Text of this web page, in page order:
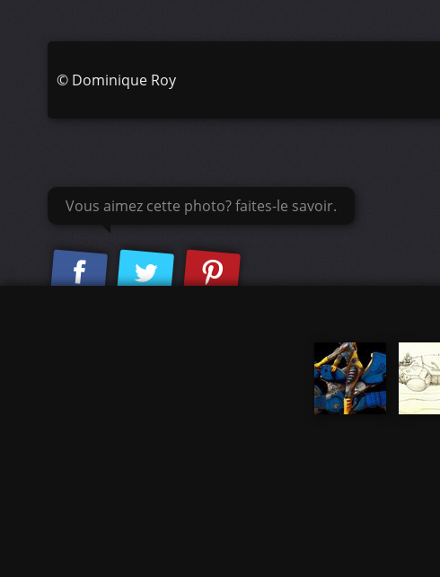
© Dominique Roy
Vous aimez cette photo? faites-le savoir.